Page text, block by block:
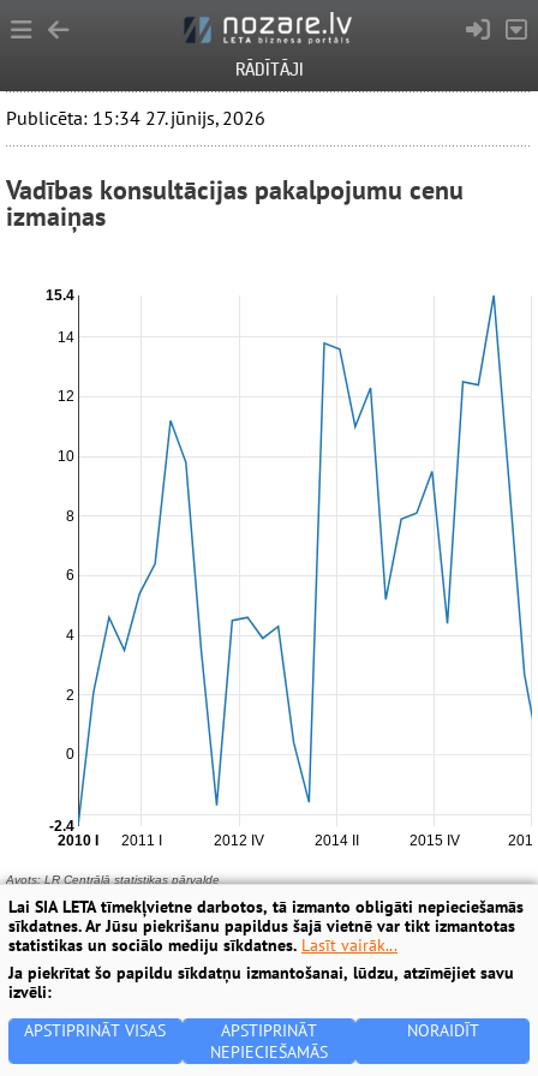
RĀDĪTĀJI
Publicēta: 15:34 27. jūnijs, 2026
Vadības konsultācijas pakalpojumu cenu
izmaiņas
Lai SIA LETA tīmekļvietne darbotos, tā izmanto obligāti nepieciešamās
sīkdatnes. Ar Jūsu piekrišanu papildus šajā vietnē var tikt izmantotas
statistikas un sociālo mediju sīkdatnes. Lasīt vairāk...
Ja piekrītat šo papildu sīkdatņu izmantošanai, lūdzu, atzīmējiet savu
izvēli:
APSTIPRINĀT VISAS
APSTIPRINĀT
NEPIECIEŠAMĀS
NORAIDĪT